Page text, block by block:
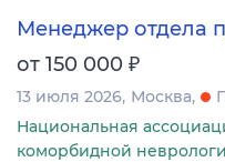
Менеджер отдела
от 150 000 ₽
13 июля 2026 Москва
Национальная
коморбидной